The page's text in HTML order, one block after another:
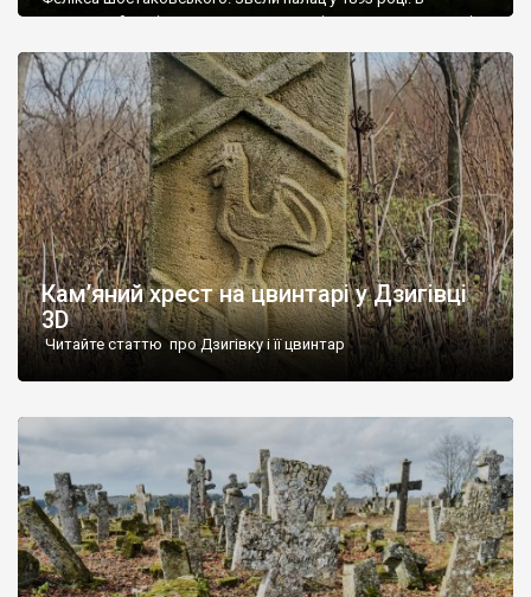
радянський період у ньому спочатку містилася школа, потім
століття тут розмістили туберкульозну лікарню. Коли із
палацу виїхала лікарня – ми точно не […]
Кам’яний хрест на цвинтарі у Дзигівці
3D
Читайте статтю про Дзигівку і її цвинтар